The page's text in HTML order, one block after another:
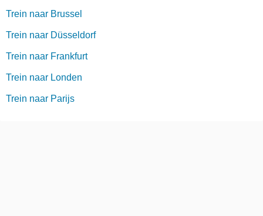
Trein naar Brussel
Trein naar Düsseldorf
Trein naar Frankfurt
Trein naar Londen
Trein naar Parijs